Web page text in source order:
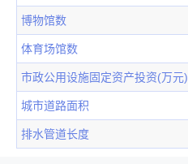
博物馆数
体育场馆数
市政公用设施固定资产投资(万元)
城市道路面积
排水管道长度